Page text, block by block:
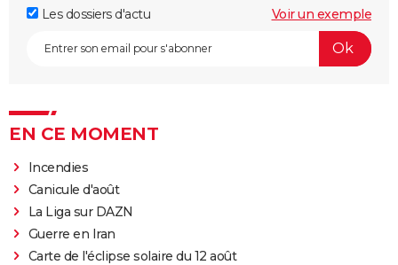
Les dossiers d'actu
Voir un exemple
EN CE MOMENT
Incendies
Canicule d'août
La Liga sur DAZN
Guerre en Iran
Carte de l'éclipse solaire du 12 août